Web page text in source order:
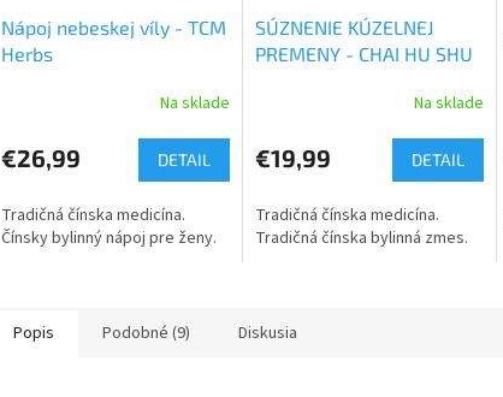
Nápoj nebeskej víly - TCM
Herbs
Na sklade
€26,99 DETAIL
Tradičná čínska medicína.
Čínsky bylinný nápoj pre ženy.
SÚZNENIE KÚZELNEJ
PREMENY - CHAI HU SHU
Na sklade
€19,99 DETAIL
Tradičná čínska medicína.
Tradičná čínska bylinná zmes.
Popis Podobné (9) Diskusia